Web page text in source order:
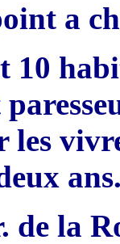
a
10
les
de la